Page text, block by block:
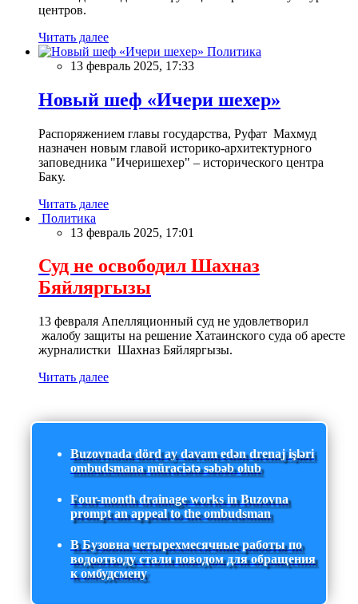
центров.
Читать далее
Политика
13 февраль 2025, 17:33
Новый шеф «Ичери шехер»
Распоряжением главы государства, Руфат Махмуд
назначен новым главой историко-архитектурного
заповедника "Ичеришехер" – исторического центра
Баку.
Читать далее
Политика
13 февраль 2025, 17:01
Суд не освободил Шахназ
Бяйляргызы
13 февраля Апелляционный суд не удовлетворил
жалобу защиты на решение Хатаинского суда об аресте
журналистки Шахназ Бяйляргызы.
Читать далее
Buzovnada dörd ay davam edən drenaj işləri
ombudsmana müraciətə səbəb olub
Four-month drainage works in Buzovna
prompt an appeal to the ombudsman
В Бузовна четырехмесячные работы по
водоотводу стали поводом для обращения
к омбудсмену